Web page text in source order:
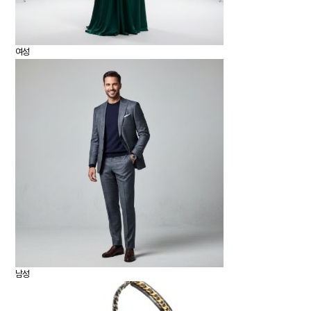
여성
남성